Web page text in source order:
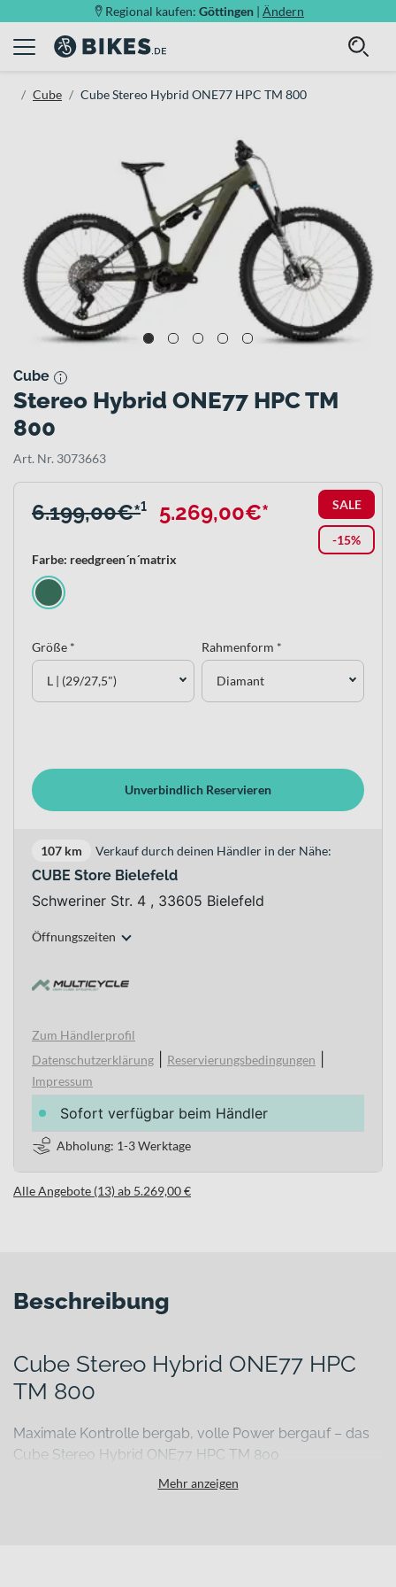
Regional kaufen: Göttingen | Ändern
Cube Cube Stereo Hybrid ONE77 HPC TM 800
Cube
Stereo Hybrid ONE77 HPC TM
800
Art. Nr. 3073663
SALE
-15%
6.199,00€*¹ 5.269,00€*
Farbe: reedgreen´n´matrix
Größe *
L | (29/27,5")
Rahmenform *
Diamant
Unverbindlich Reservieren
107 km Verkauf durch deinen Händler in der Nähe:
CUBE Store Bielefeld
Schweriner Str. 4 , 33605 Bielefeld
Öffnungszeiten
Zum Händlerprofil
Datenschutzerklärung
Reservierungsbedingungen
Impressum
Sofort verfügbar beim Händler
Abholung: 1-3 Werktage
Alle Angebote (13) ab 5.269,00 €
Beschreibung
Cube Stereo Hybrid ONE77 HPC
TM 800
Maximale Kontrolle bergab, volle Power bergauf – das
Cube Stereo Hybrid ONE77 HPC TM 800
Wenn Trails ruppiger werden, Abfahrten steiler und Anstiege
Mehr anzeigen